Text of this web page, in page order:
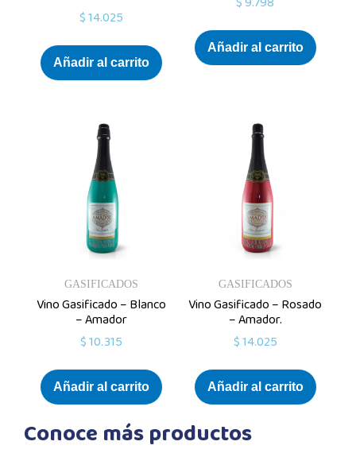
$14.025
Añadir al carrito
Añadir al carrito
GASIFICADOS
Vino Gasificado – Blanco
– Amador
$10.315
Añadir al carrito
GASIFICADOS
Vino Gasificado – Rosado
– Amador.
$14.025
Añadir al carrito
Conoce más productos